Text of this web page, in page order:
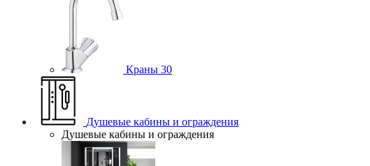
Краны 30
Душевые кабины и ограждения
Душевые кабины и ограждения